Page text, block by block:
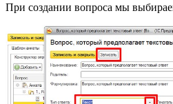
При создании вопроса мы